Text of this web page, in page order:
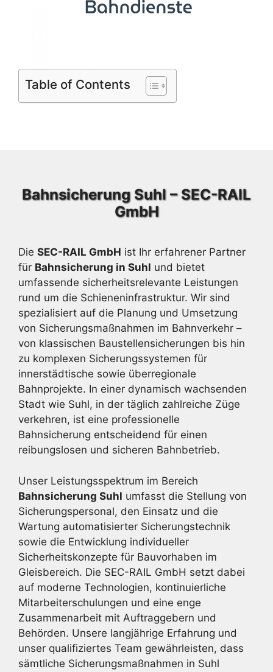
Table of Contents
Bahnsicherung Suhl – SEC-RAIL
GmbH
Die SEC-RAIL GmbH ist Ihr erfahrener Partner
für Bahnsicherung in Suhl und bietet
umfassende sicherheitsrelevante Leistungen
rund um die Schieneninfrastruktur. Wir sind
spezialisiert auf die Planung und Umsetzung
von Sicherungsmaßnahmen im Bahnverkehr –
von klassischen Baustellensicherungen bis hin
zu komplexen Sicherungssystemen für
innerstädtische sowie überregionale
Bahnprojekte. In einer dynamisch wachsenden
Stadt wie Suhl, in der täglich zahlreiche Züge
verkehren, ist eine professionelle
Bahnsicherung entscheidend für einen
reibungslosen und sicheren Bahnbetrieb.
Unser Leistungsspektrum im Bereich
Bahnsicherung Suhl umfasst die Stellung von
Sicherungspersonal, den Einsatz und die
Wartung automatisierter Sicherungstechnik
sowie die Entwicklung individueller
Sicherheitskonzepte für Bauvorhaben im
Gleisbereich. Die SEC-RAIL GmbH setzt dabei
auf moderne Technologien, kontinuierliche
Mitarbeiterschulungen und eine enge
Zusammenarbeit mit Auftraggebern und
Behörden. Unsere langjährige Erfahrung und
unser qualifiziertes Team gewährleisten, dass
sämtliche Sicherungsmaßnahmen in Suhl